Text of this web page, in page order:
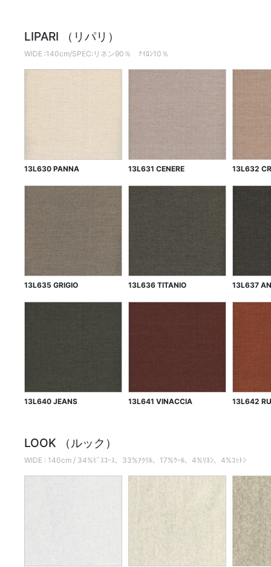
LIPARI （リパリ）
WIDE :140cm/SPEC:リネン90％ ﾅｲﾛﾝ10％
13L630 PANNA 13L631 CENERE 13L632
13L635 GRIGIO 13L636 TITANIO 13L637
13L640 JEANS 13L641 VINACCIA 13L642
LOOK （ルック）
WIDE : 140cm / 34%ﾋﾞｽｺｰｽ、33%ｱｸﾘﾙ、17%ｳｰﾙ、4%ﾘﾈﾝ、4%ｺｯﾄﾝ